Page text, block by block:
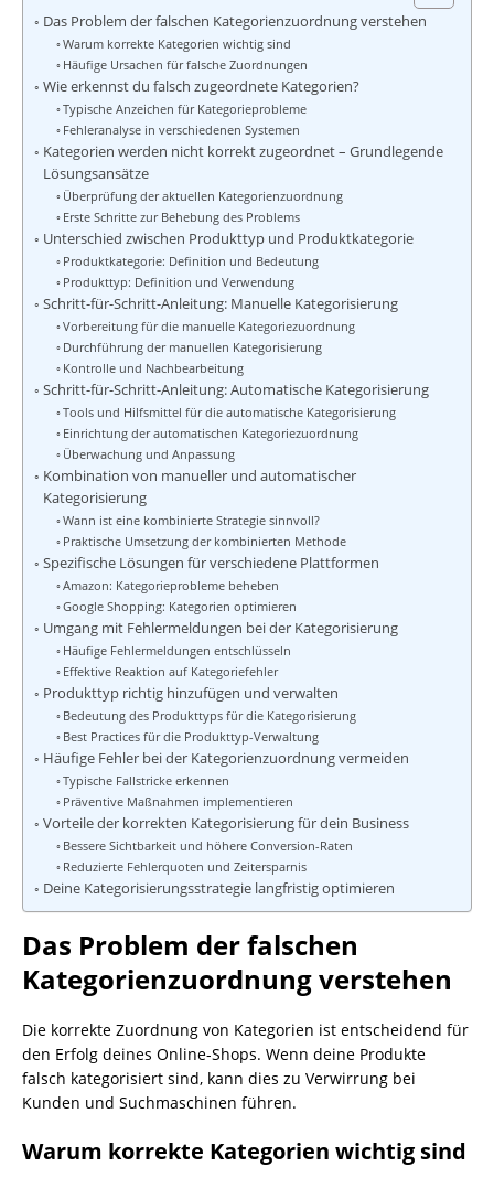
Das Problem der falschen Kategorienzuordnung verstehen
Warum korrekte Kategorien wichtig sind
Häufige Ursachen für falsche Zuordnungen
Wie erkennst du falsch zugeordnete Kategorien?
Typische Anzeichen für Kategorieprobleme
Fehleranalyse in verschiedenen Systemen
Kategorien werden nicht korrekt zugeordnet – Grundlegende
Lösungsansätze
Überprüfung der aktuellen Kategorienzuordnung
Erste Schritte zur Behebung des Problems
Unterschied zwischen Produkttyp und Produktkategorie
Produktkategorie: Definition und Bedeutung
Produkttyp: Definition und Verwendung
Schritt-für-Schritt-Anleitung: Manuelle Kategorisierung
Vorbereitung für die manuelle Kategoriezuordnung
Durchführung der manuellen Kategorisierung
Kontrolle und Nachbearbeitung
Schritt-für-Schritt-Anleitung: Automatische Kategorisierung
Tools und Hilfsmittel für die automatische Kategorisierung
Einrichtung der automatischen Kategoriezuordnung
Überwachung und Anpassung
Kombination von manueller und automatischer
Kategorisierung
Wann ist eine kombinierte Strategie sinnvoll?
Praktische Umsetzung der kombinierten Methode
Spezifische Lösungen für verschiedene Plattformen
Amazon: Kategorieprobleme beheben
Google Shopping: Kategorien optimieren
Umgang mit Fehlermeldungen bei der Kategorisierung
Häufige Fehlermeldungen entschlüsseln
Effektive Reaktion auf Kategoriefehler
Produkttyp richtig hinzufügen und verwalten
Bedeutung des Produkttyps für die Kategorisierung
Best Practices für die Produkttyp-Verwaltung
Häufige Fehler bei der Kategorienzuordnung vermeiden
Typische Fallstricke erkennen
Präventive Maßnahmen implementieren
Vorteile der korrekten Kategorisierung für dein Business
Bessere Sichtbarkeit und höhere Conversion-Raten
Reduzierte Fehlerquoten und Zeitersparnis
Deine Kategorisierungsstrategie langfristig optimieren
Das Problem der falschen
Kategorienzuordnung verstehen
Die korrekte Zuordnung von Kategorien ist entscheidend für
den Erfolg deines Online-Shops. Wenn deine Produkte
falsch kategorisiert sind, kann dies zu Verwirrung bei
Kunden und Suchmaschinen führen.
Warum korrekte Kategorien wichtig sind